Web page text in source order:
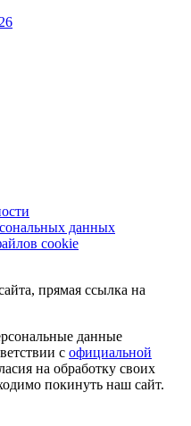
данных
сookie
прямая ссылка на
данные
с официальной
на обработку своих
покинуть наш сайт.